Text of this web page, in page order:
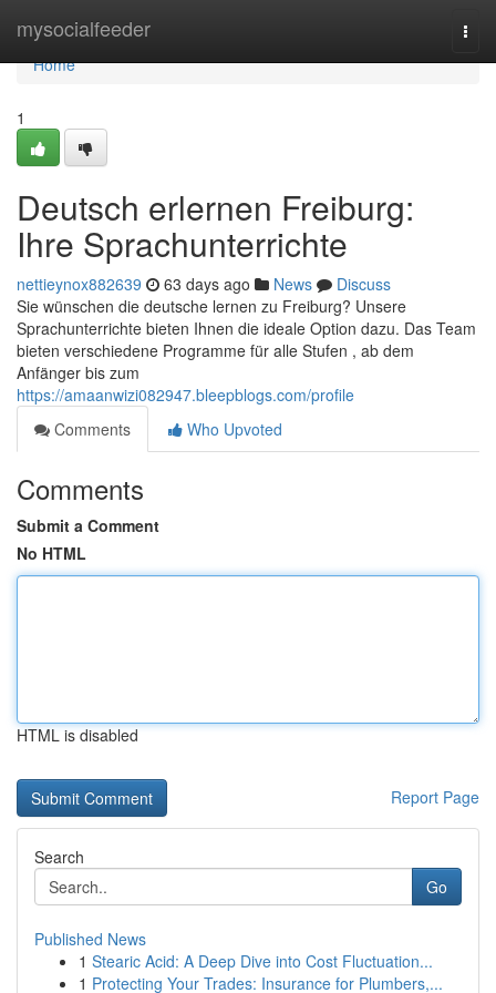
mysocialfeeder
Home
Home
1
Deutsch erlernen Freiburg:
Ihre Sprachunterrichte
nettieynox882639 63 days ago News
Discuss
Sie wünschen die deutsche lernen zu Freiburg? Unsere
Sprachunterrichte bieten Ihnen die ideale Option dazu. Das Team
bieten verschiedene Programme für alle Stufen , ab dem
Anfänger bis zum
https://amaanwizi082947.bleepblogs.com/profile
Comments
Who Upvoted
Comments
Submit a Comment
No HTML
HTML is disabled
Report Page
Search
Go
Published News
1 Stearic Acid: A Deep Dive into Cost Fluctuation...
1 Protecting Your Trades: Insurance for Plumbers,...